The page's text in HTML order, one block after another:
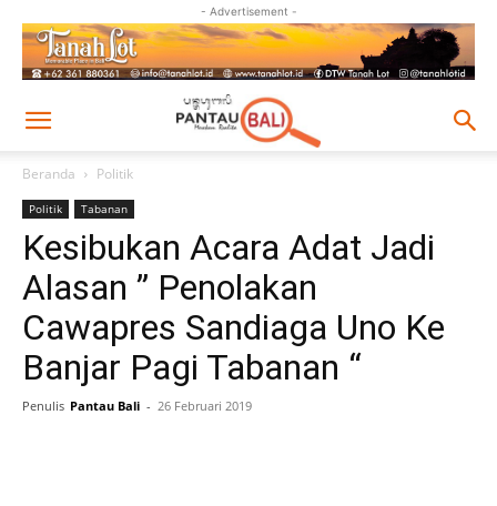
- Advertisement -
Beranda Politik
Politik Tabanan
Kesibukan Acara Adat Jadi
Alasan ” Penolakan
Cawapres Sandiaga Uno Ke
Banjar Pagi Tabanan “
Penulis Pantau Bali - 26 Februari 2019